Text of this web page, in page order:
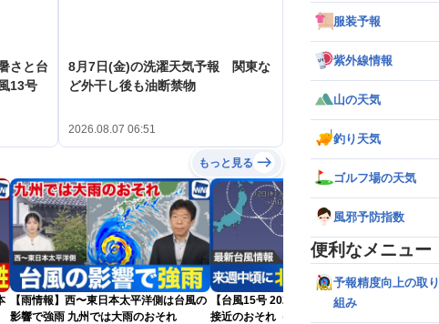
さと台
13号
8月7日(金)の洗濯天気予報 関東な
ど外干し後も油断禁物
2026.08.07 06:51
もっと見る
【雨情報】西〜東日本太平洋側は台風の
影響で強雨 九州では大雨のおそれ
【台風15号 2026】来週中頃に北日本に
接近のおそれ（7日5時更新）
服装予報
紫外線情報
山の天気
釣り天気
ゴルフ場の天気
風邪予防指数
便利なメニュー
予報精度向上の取り
組み